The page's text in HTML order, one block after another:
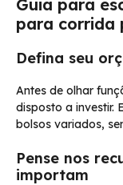
Guia para
para corrida
Defina seu
Antes de olhar
disposto a investir.
bolsos variados,
Pense nos
importam